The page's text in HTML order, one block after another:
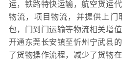
运，铁路特快运输，航空货运
物流，项目物流，并提供上门
包，门到门运输等物流相关增
开通东莞长安镇至忻州宁武县
了货物操作流程，减少了货物